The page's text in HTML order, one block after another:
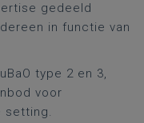
gedeeld
in functie van
type 2 en 3,
voor
setting.